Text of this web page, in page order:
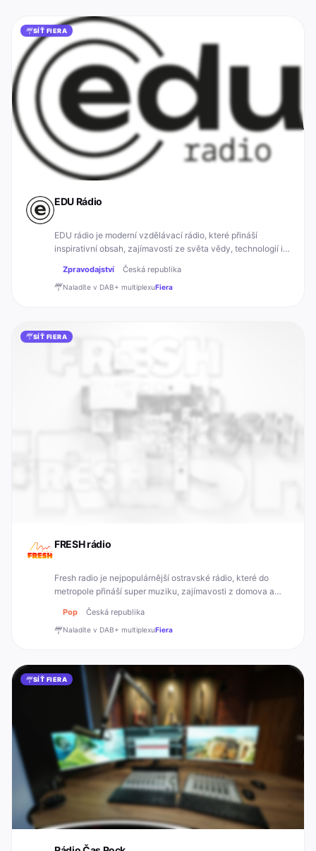
SÍŤ FIERA
EDU Rádio
EDU rádio je moderní vzdělávací rádio, které přináší
inspirativní obsah, zajímavosti ze světa vědy, technologií i
Zpravodajství Česká republika
Naladíte v DAB+ multiplexuFiera
SÍŤ FIERA
FRESH rádio
Fresh radio je nejpopulárnější ostravské rádio, které do
metropole přináší super muziku, zajímavosti z domova a
tým moderátorů, kteří jsou opravdu FRESH!
Pop Česká republika
Naladíte v DAB+ multiplexuFiera
SÍŤ FIERA